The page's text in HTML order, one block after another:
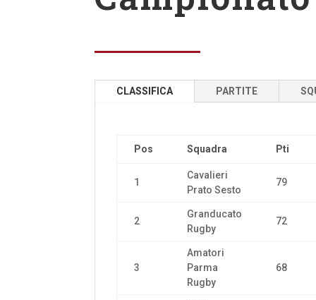
CLASSIFICA PARTITE
Pos Squadra Pti
1
Cavalieri
Prato Sesto
79
2
Granducato
Rugby
72
3
Amatori
Parma
Rugby
68